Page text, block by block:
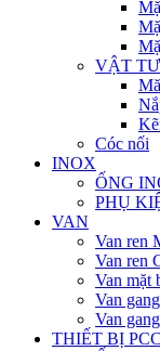
VẬT
Cóc nối
INOX
ỐNG
PHỤ
VAN
Van ren
Van ren
Van mặt
Van
Van
THIẾT BỊ